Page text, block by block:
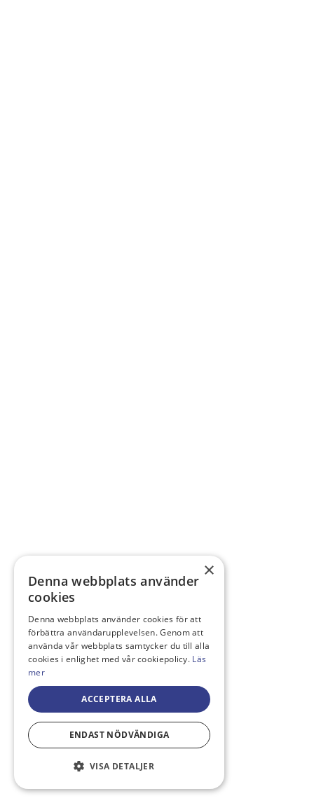
×
Denna webbplats använder
cookies
Denna webbplats använder cookies för att
förbättra användarupplevelsen. Genom att
använda vår webbplats samtycker du till alla
cookies i enlighet med vår cookiepolicy. Läs
mer
ACCEPTERA ALLA
ENDAST NÖDVÄNDIGA
VISA DETALJER